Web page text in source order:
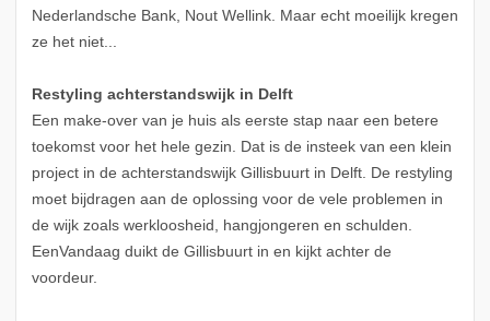
Nederlandsche Bank, Nout Wellink. Maar echt moeilijk kregen
ze het niet...
Restyling achterstandswijk in Delft
Een make-over van je huis als eerste stap naar een betere
toekomst voor het hele gezin. Dat is de insteek van een klein
project in de achterstandswijk Gillisbuurt in Delft. De restyling
moet bijdragen aan de oplossing voor de vele problemen in
de wijk zoals werkloosheid, hangjongeren en schulden.
EenVandaag duikt de Gillisbuurt in en kijkt achter de
voordeur.